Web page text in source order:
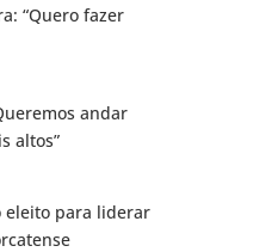
“Quero fazer
andar
altos”
eleito para liderar